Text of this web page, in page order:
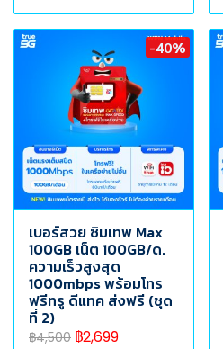
-40%
เบอร์สวย ซิมเทพ Max
100GB เน็ต 100GB/ด.
ความเร็วสูงสุด
1000mbps พร้อมโทร
ฟรีทรู ดีแทค ส่งฟรี (ชุด
ที่ 2)
฿4,500 ฿2,699